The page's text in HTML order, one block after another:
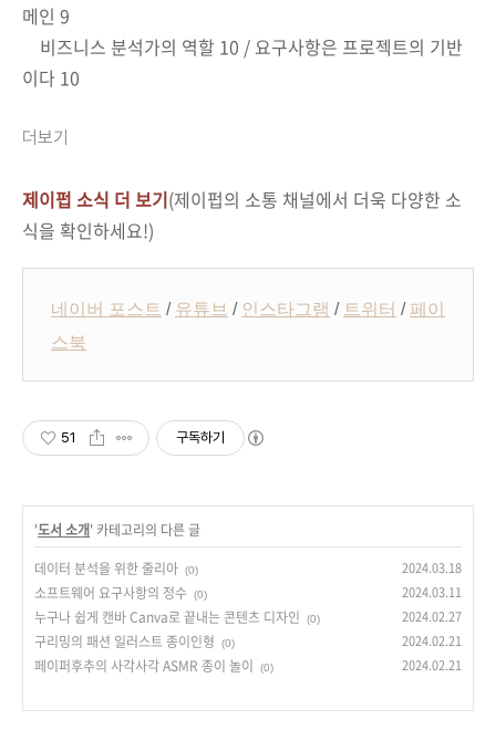
메인 9
비즈니스 분석가의 역할 10 / 요구사항은 프로젝트의 기반
이다 10
더보기
제이펍 소식 더 보기(제이펍의 소통 채널에서 더욱 다양한 소
식을 확인하세요!)
네이버 포스트 / 유튜브 / 인스타그램 / 트위터 /페이
스북
51 구독하기
'도서 소개' 카테고리의 다른 글
데이터 분석을 위한 줄리아 (0) 2024.03.18
소프트웨어 요구사항의 정수 (0) 2024.03.11
누구나 쉽게 캔바 Canva로 끝내는 콘텐츠 디자인 (0) 2024.02.27
구리밍의 패션 일러스트 종이인형 (0) 2024.02.21
페이퍼후추의 사각사각 ASMR 종이 놀이 (0) 2024.02.21